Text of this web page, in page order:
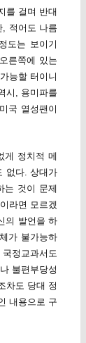
를 걸며 반대
적어도 나름
도는 보이기
른쪽에 있는
능할 터이니
시, 용미파를
국 열성팬이
게 정치적 메
없다. 상대가
는 것이 문제
라면 모르겠
의 발언을 하
가 불가능하
정교과서도
불편부당성
차도 당대 정
내용으로 구